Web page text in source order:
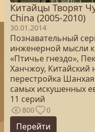
Китайцы Творят
China (2005-2010)
30.01.2014
Познавательный
инженерной мысли
«Птичье гнездо»,
Ханчжоу, Китайский
перестройка
самых искушенных
11 серий
800 0
Перейти